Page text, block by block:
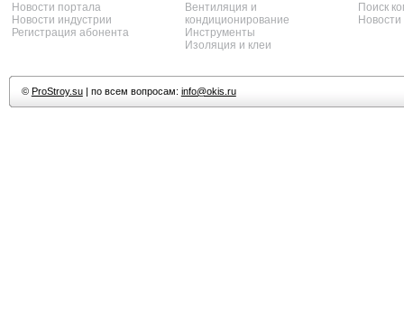
Новости портала
Новости индустрии
Регистрация абонента
Вентиляция и
кондиционирование
Инструменты
Изоляция и клеи
Поиск
© ProStroy.su| по всем вопросам: info@okis.ru